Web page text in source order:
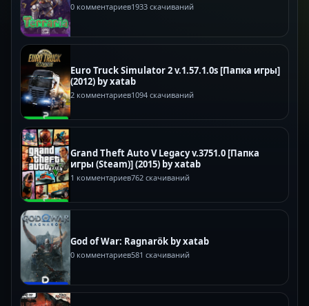
0 комментариев1933 скачиваний
Euro Truck Simulator 2 v.1.57.1.0s [Папка игры]
(2012) by xatab
2 комментариев1094 скачиваний
Grand Theft Auto V Legacy v.3751.0 [Папка
игры (Steam)] (2015) by xatab
1 комментариев762 скачиваний
God of War: Ragnarök by xatab
0 комментариев581 скачиваний